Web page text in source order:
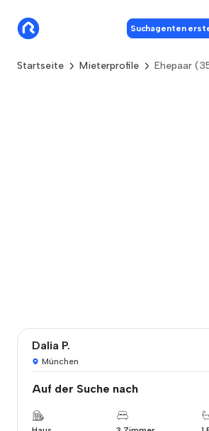
Suchagenten
Startseite Mieterprofile Ehepaar
Dalia P.
München
Auf der Suche nach